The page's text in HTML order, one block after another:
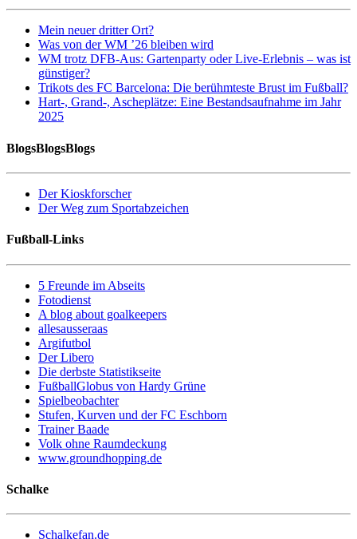
Mein neuer dritter Ort?
Was von der WM ’26 bleiben wird
WM trotz DFB-Aus: Gartenparty oder Live-Erlebnis – was ist
günstiger?
Trikots des FC Barcelona: Die berühmteste Brust im Fußball?
Hart-, Grand-, Ascheplätze: Eine Bestandsaufnahme im Jahr
2025
BlogsBlogsBlogs
Der Kioskforscher
Der Weg zum Sportabzeichen
Fußball-Links
5 Freunde im Abseits
Fotodienst
A blog about goalkeepers
allesausseraas
Argifutbol
Der Libero
Die derbste Statistikseite
FußballGlobus von Hardy Grüne
Spielbeobachter
Stufen, Kurven und der FC Eschborn
Trainer Baade
Volk ohne Raumdeckung
www.groundhopping.de
Schalke
Schalkefan.de